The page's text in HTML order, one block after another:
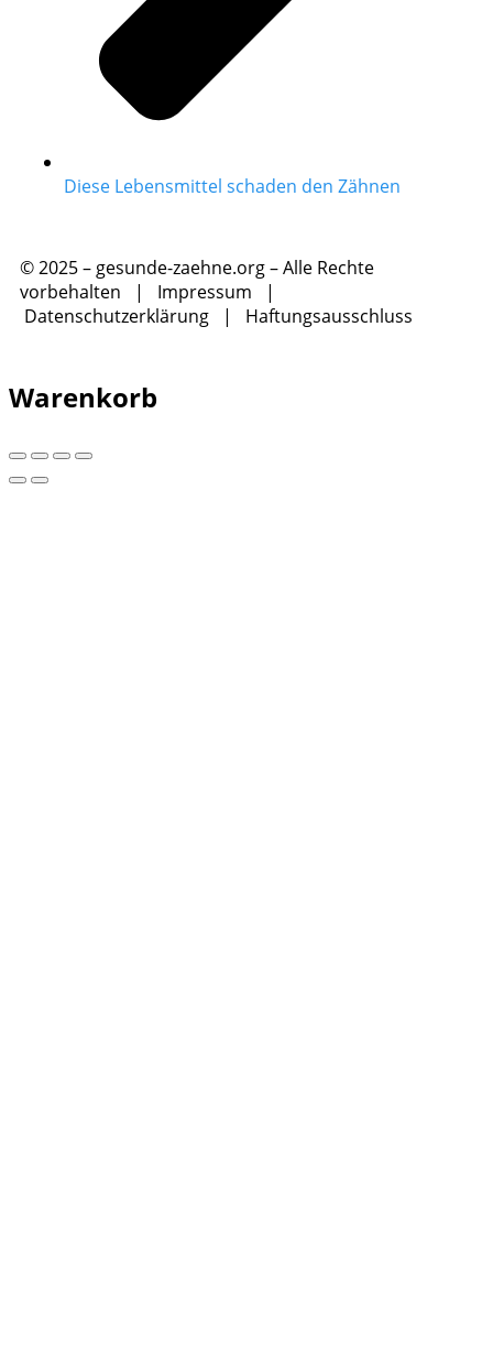
Diese Lebensmittel schaden den Zähnen
© 2025 – gesunde-zaehne.org – Alle Rechte
vorbehalten | Impressum |
Datenschutzerklärung | Haftungsausschluss
Warenkorb